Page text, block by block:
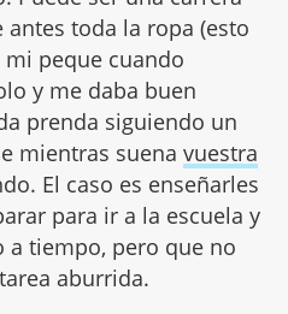
toda la ropa (esto
peque cuando
y me daba buen
prenda siguiendo un
mientras suena vuestra
El caso es enseñarles
para ir a la escuela y
a tiempo, pero que no
aburrida.